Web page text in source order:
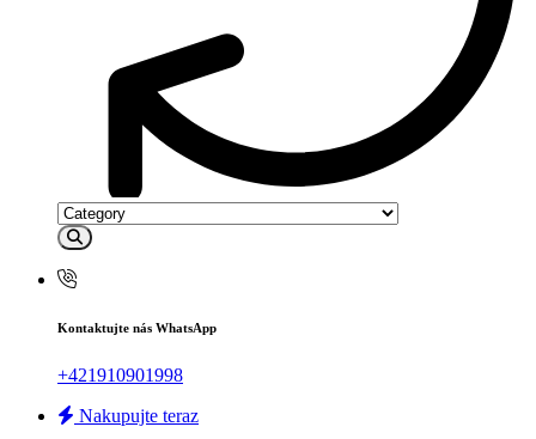
Kontaktujte nás WhatsApp
+421910901998
Nakupujte teraz